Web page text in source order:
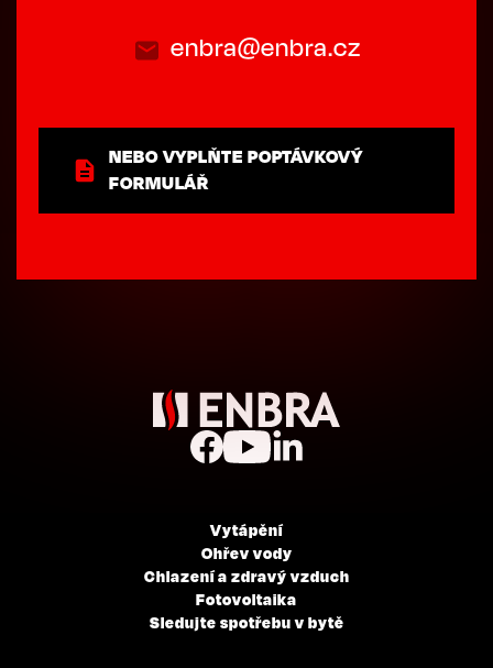
enbra@enbra.cz
NEBO VYPLŇTE POPTÁVKOVÝ
FORMULÁŘ
Vytápění
Ohřev vody
Chlazení a zdravý vzduch
Fotovoltaika
Sledujte spotřebu v bytě